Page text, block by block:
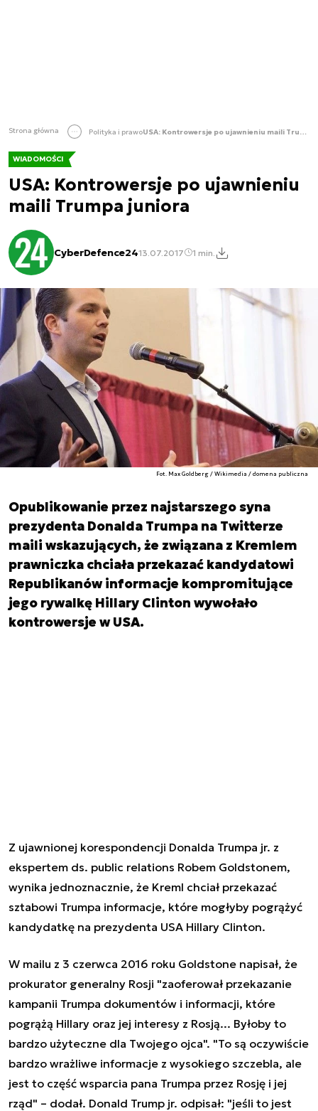
Strona główna Polityka i prawo USA: Kontrowersje po ujawnieniu maili Trumpa juniora
WIADOMOŚCI
USA: Kontrowersje po ujawnieniu
maili Trumpa juniora
CyberDefence2413.07.2017 1 min.
Fot. Max Goldberg / Wikimedia / domena publiczna
Opublikowanie przez najstarszego syna
prezydenta Donalda Trumpa na Twitterze
maili wskazujących, że związana z Kremlem
prawniczka chciała przekazać kandydatowi
Republikanów informacje kompromitujące
jego rywalkę Hillary Clinton wywołało
kontrowersje w USA.
Z ujawnionej korespondencji Donalda Trumpa jr. z
ekspertem ds. public relations Robem Goldstonem,
wynika jednoznacznie, że Kreml chciał przekazać
sztabowi Trumpa informacje, które mogłyby pogrążyć
kandydatkę na prezydenta USA Hillary Clinton.
W mailu z 3 czerwca 2016 roku Goldstone napisał, że
prokurator generalny Rosji "zaoferował przekazanie
kampanii Trumpa dokumentów i informacji, które
pogrążą Hillary oraz jej interesy z Rosją... Byłoby to
bardzo użyteczne dla Twojego ojca". "To są oczywiście
bardzo wrażliwe informacje z wysokiego szczebla, ale
jest to część wsparcia pana Trumpa przez Rosję i jej
rząd" – dodał. Donald Trump jr. odpisał: "jeśli to jest